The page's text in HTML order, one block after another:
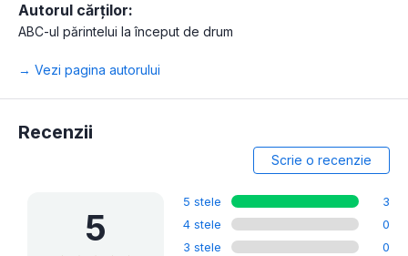
Autorul cărților:
ABC-ul părintelui la început de drum
→ Vezi pagina autorului
Recenzii
Scrie o recenzie
5
5 stele
3
4 stele
0
3 stele
0